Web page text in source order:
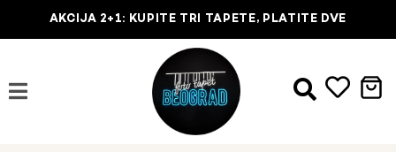
AKCIJA 2+1: KUPITE TRI TAPETE, PLATITE DVE